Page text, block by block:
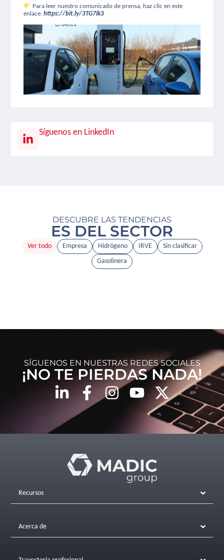
Para leer nuestro comunicado de prensa, haz clic en este
enlace:https://bit.ly/3TG7Ik3
Síguenos en LinkedIn
DESCUBRE LAS TENDENCIAS
ES DEL SECTOR
Empresa Hidrógeno IRVE
Sin clasificar
Gasolinera
Ver todo
SÍGUENOS EN NUESTRAS REDES SOCIALES
¡NO TE PIERDAS NADA!
Recursos
Acerca de